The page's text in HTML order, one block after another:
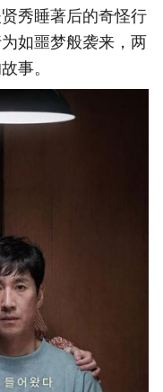
秀睡著后的奇怪行
如噩梦般袭来，两
事。